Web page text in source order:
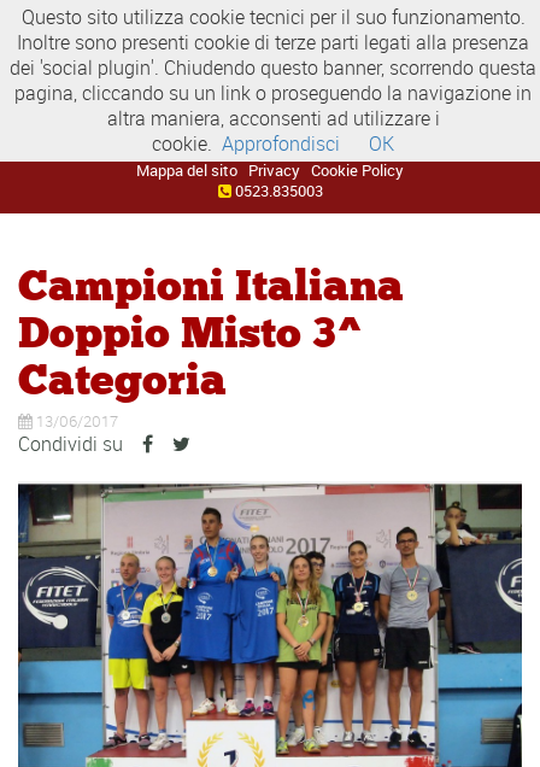
Mappa del sito Privacy Cookie Policy
0523.835003
Campioni Italiana
Doppio Misto 3^
Categoria
13/06/2017
Condividi su
Questo sito utilizza cookie tecnici per il suo funzionamento.
Inoltre sono presenti cookie di terze parti legati alla presenza
dei 'social plugin'. Chiudendo questo banner, scorrendo questa
pagina, cliccando su un link o proseguendo la navigazione in
altra maniera, acconsenti ad utilizzare i
cookie. Approfondisci OK